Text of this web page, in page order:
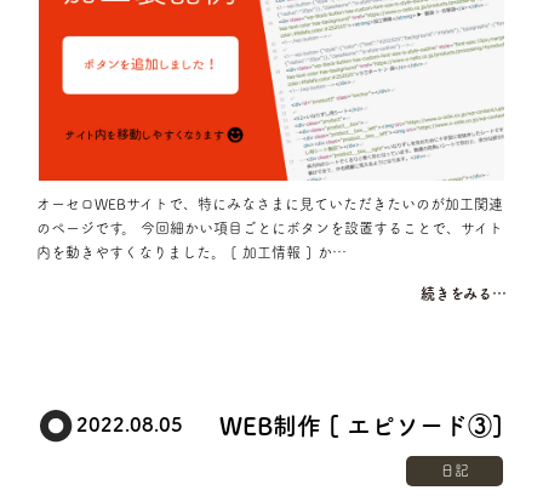
オーセロWEBサイトで、特にみなさまに見ていただきたいのが加工関連
のページです。 今回細かい項目ごとにボタンを設置することで、サイト
内を動きやすくなりました。 [ 加工情報 ] か…
続きをみる…
2022.08.05 WEB制作 [ エピソード③]
日記